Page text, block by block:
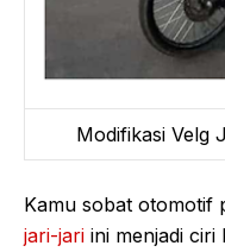
Modifikasi Velg
Kamu sobat otomotif
jari-jari ini menjadi